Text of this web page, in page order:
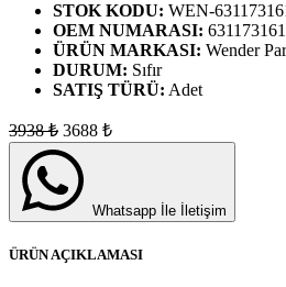
STOK KODU: WEN-
OEM NUMARASI:
ÜRÜN MARKASI: Wender
DURUM: Sıfır
SATIŞ TÜRÜ: Adet
3938₺ 3688 ₺
Whatsapp İle İletişim
ÜRÜN AÇIKLAMASI